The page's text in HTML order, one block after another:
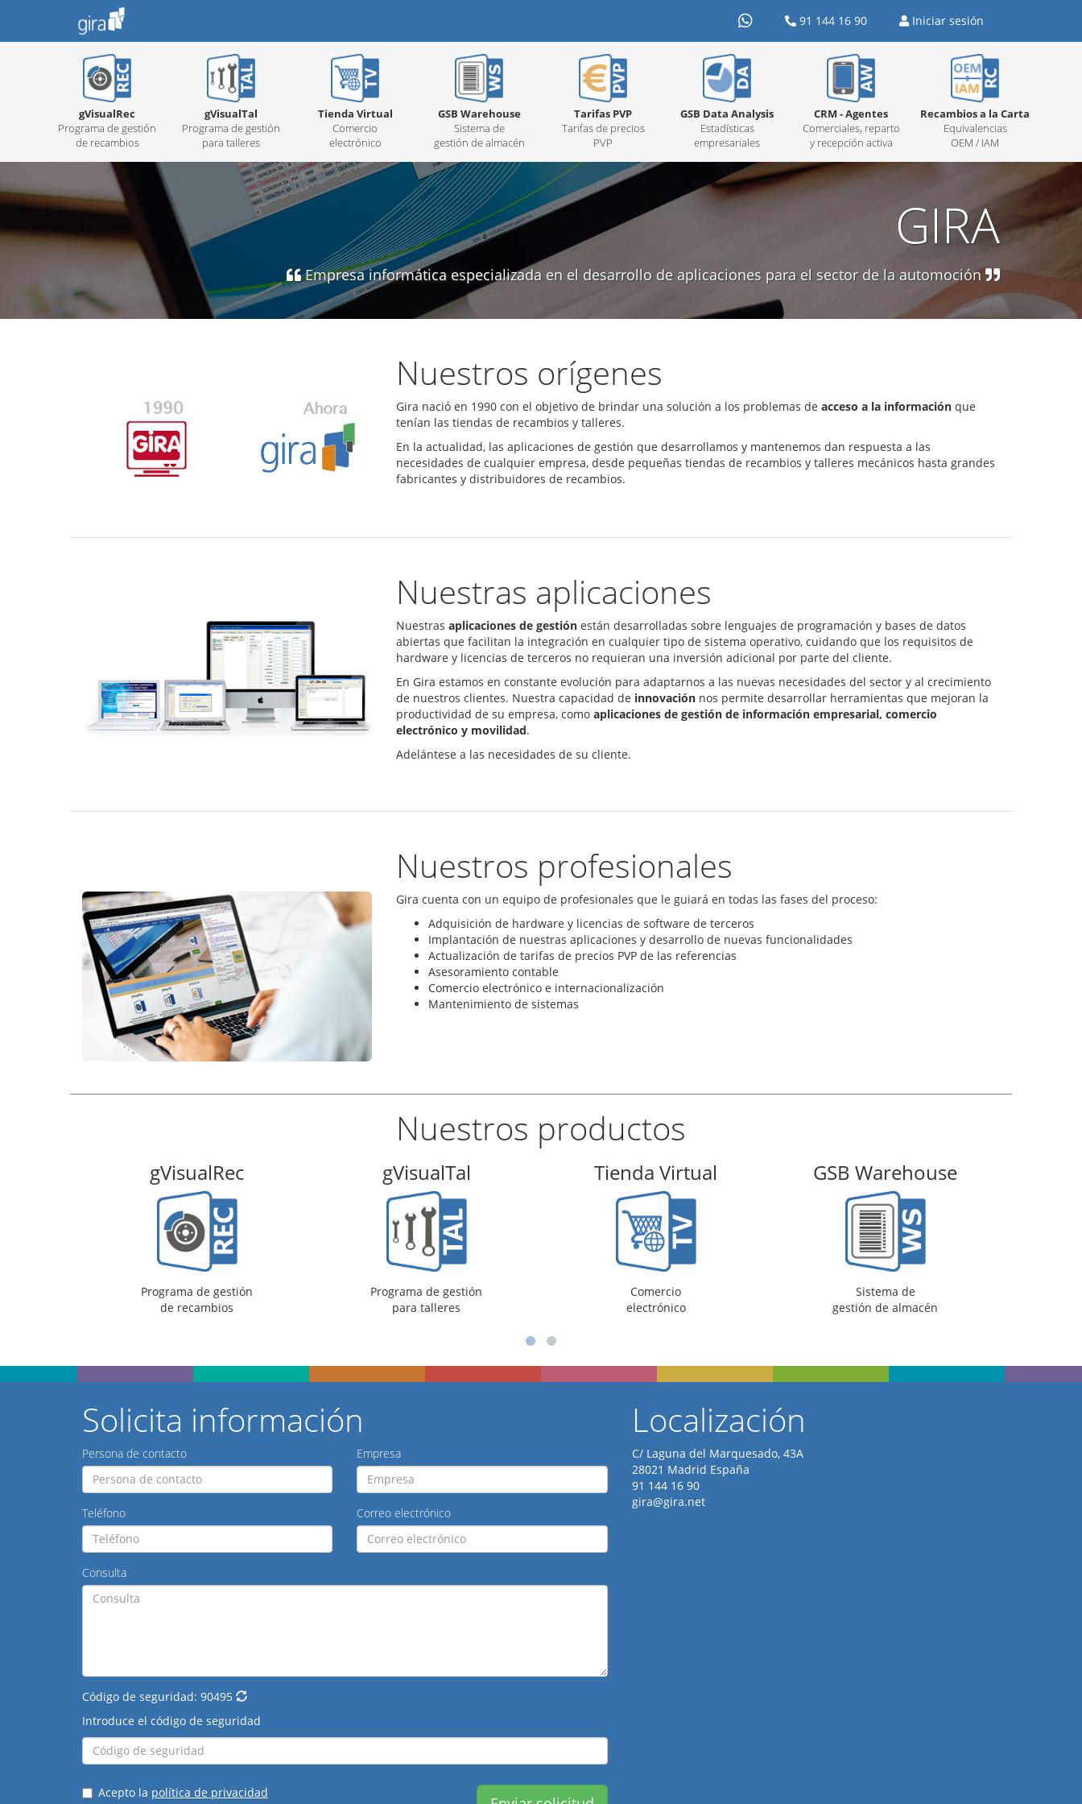
91 144 16 90 Iniciar sesión
gVisualRec
Programa de gestión
de recambios
gVisualTal
Programa de gestión
para talleres
Tienda Virtual
Comercio
electrónico
GSB Warehouse
Sistema de
gestión de almacén
Tarifas PVP
Tarifas de precios
PVP
GSB Data Analysis
Estadísticas
empresariales
CRM - Agentes
Comerciales, reparto
y recepción activa
Recambios a la Carta
Equivalencias
OEM / IAM
GIRA
Empresa informática especializada en el desarrollo de aplicaciones para el sector de la automoción
Nuestros orígenes
Gira nació en 1990 con el objetivo de brindar una solución a los problemas de acceso a la información que
tenían las tiendas de recambios y talleres.
En la actualidad, las aplicaciones de gestión que desarrollamos y mantenemos dan respuesta a las
necesidades de cualquier empresa, desde pequeñas tiendas de recambios y talleres mecánicos hasta grandes
fabricantes y distribuidores de recambios.
Nuestras aplicaciones
Nuestras aplicaciones de gestión están desarrolladas sobre lenguajes de programación y bases de datos
abiertas que facilitan la integración en cualquier tipo de sistema operativo, cuidando que los requisitos de
hardware y licencias de terceros no requieran una inversión adicional por parte del cliente.
En Gira estamos en constante evolución para adaptarnos a las nuevas necesidades del sector y al crecimiento
de nuestros clientes. Nuestra capacidad de innovación nos permite desarrollar herramientas que mejoran la
productividad de su empresa, como aplicaciones de gestión de información empresarial, comercio
electrónico y movilidad.
Adelántese a las necesidades de su cliente.
Nuestros profesionales
Gira cuenta con un equipo de profesionales que le guiará en todas las fases del proceso:
Adquisición de hardware y licencias de software de terceros
Implantación de nuestras aplicaciones y desarrollo de nuevas funcionalidades
Actualización de tarifas de precios PVP de las referencias
Asesoramiento contable
Comercio electrónico e internacionalización
Mantenimiento de sistemas
Nuestros productos
gVisualTal
Programa de gestión
para talleres
Tienda Virtual
Comercio
electrónico
GSB Warehouse
Sistema de
gestión de almacén
Tarifas PVP
Tarifas de precios
PVP
Solicita información
Persona de contacto Empresa
Teléfono Correo electrónico
Consulta
Código de seguridad: 90495
Introduce el código de seguridad
Acepto la política de privacidad
Localización
C/ Laguna del Marquesado, 43A
28021 Madrid España
91 144 16 90
gira@gira.net